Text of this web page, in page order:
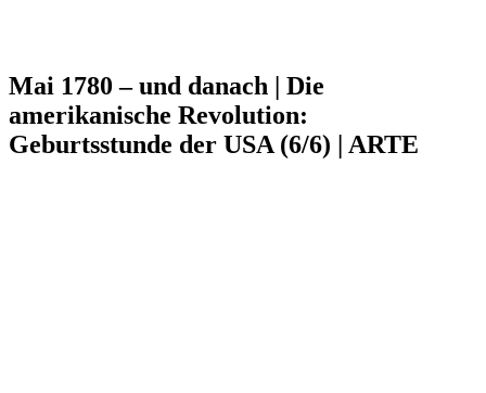
Mai 1780 – und danach | Die
amerikanische Revolution:
Geburtsstunde der USA (6/6) | ARTE